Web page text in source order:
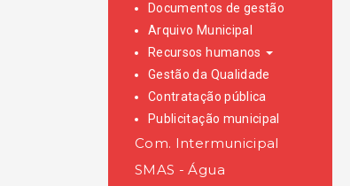
Documentos de gestão
Arquivo Municipal
Recursos humanos
Gestão da Qualidade
Contratação pública
Publicitação municipal
Com. Intermunicipal
SMAS - Água